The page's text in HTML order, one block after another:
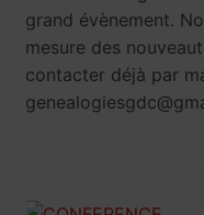
grand évènement.
mesure des
contacter déjà par